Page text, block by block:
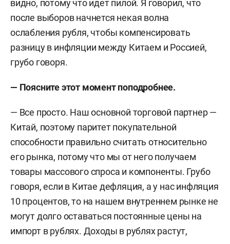
видно, потому что идет пилой. Я говорил, что
после выборов начнется некая волна
ослабления рубля, чтобы компенсировать
разницу в инфляции между Китаем и Россией,
грубо говоря.
— Поясните этот момент поподробнее.
— Все просто. Наш основной торговой партнер —
Китай, поэтому паритет покупательной
способности правильно считать относительно
его рынка, потому что мы от него получаем
товары массового спроса и компоненты. Грубо
говоря, если в Китае дефляция, а у нас инфляция
10 процентов, то на нашем внутреннем рынке не
могут долго оставаться постоянные цены на
импорт в рублях. Доходы в рублях растут,